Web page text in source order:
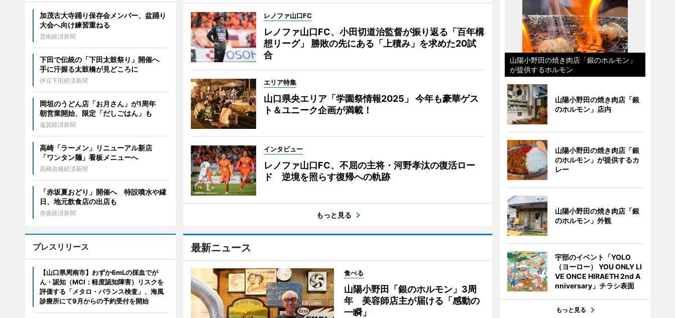
レノファ山口FC
レノファ山口FC、小田切道治監督が振り返る「百年構
想リーグ」 勝敗の先にある「上積み」を求めた20試
合
エリア特集
山口県央エリア「学園祭情報2025」 今年も豪華ゲス
ト＆ユニーク企画が満載！
インタビュー
レノファ山口FC、不屈の主将・河野孝汰の復活ロー
ド 逆境を照らす復帰への軌跡
もっと見る
最新ニュース
食べる
山陽小野田「銀のホルモン」3周
年 美容師店主が届ける「感動の
一瞬」
加茂古大寺踊り保存会メンバー、盆踊り
大会へ向け練習重ねる
雲南経済新聞
下田で伝統の「下田太鼓祭り」開催へ
手に汗握る太鼓橋が見どころに
伊豆下田経済新聞
岡垣のうどん店「お月さん」が1周年
朝営業開始、限定「だしごはん」も
遠賀経済新聞
高崎「ラーメン」リニューアル新店
「ワンタン麺」看板メニューへ
高崎前橋経済新聞
「赤坂夏おどり」開催へ 特設噴水や縁
日、地元飲食店の出店も
赤坂経済新聞
プレスリリース
【山口県周南市】わずか6mLの採血でが
ん・認知（MCI：軽度認知障害）リスクを
評価する「メタロ・バランス検査」、海風
診療所にて9月からの予約受付を開始
山陽小野田の焼き肉店「銀のホルモン」
が提供するホルモン
山陽小野田の焼き肉店「銀
のホルモン」店内
山陽小野田の焼き肉店「銀
のホルモン」が提供するカ
レー
山陽小野田の焼き肉店「銀
のホルモン」外観
宇部のイベント「YOLO
（ヨーロー） YOU ONLY LI
VE ONCE HIRAETH 2nd A
nniversary」チラシ表面
もっと見る